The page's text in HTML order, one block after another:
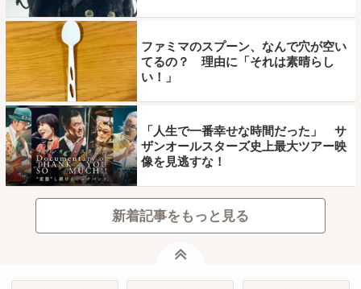
ファミマのスプーン、なんで穴が空い
てるの？ 理由に「それは素晴らし
い！」
「人生で一番幸せな時間だった」 サ
ザンオールスターズ史上最大ツアー映
像を見逃すな！
新着記事をもっと見る